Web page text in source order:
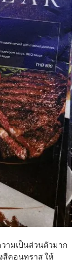
ามเป็นส่วนตัวมาก
สีคอนทราส ให้